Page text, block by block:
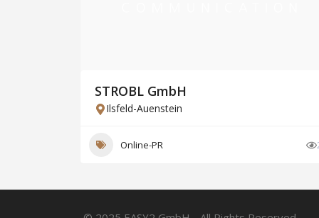
STROBL GmbH
Ilsfeld-Auenstein
Online-PR